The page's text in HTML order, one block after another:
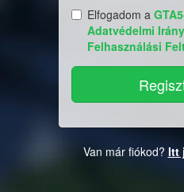
Elfogadom a
Adatvédelmi
Felhasználási
Van már fiókod? Itt